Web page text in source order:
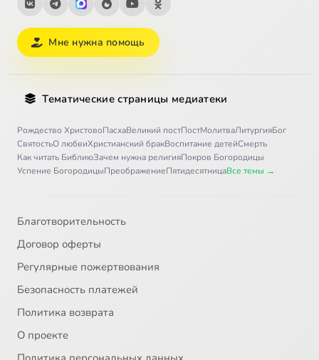
Мне нужна помощь
Тематические страницы медиатеки
Рождество ХристовоПасхаВеликий постПостМолитваЛитургияБог
СвятостьО любвиХристианский бракВоспитание детейСмерть
Как читать БиблиюЗачем нужна религияПокров Богородицы
Успение БогородицыПреображениеПятидесятницаВсе темы →
Благотворительность
Договор оферты
Регулярные пожертвования
Безопасность платежей
Политика возврата
О проекте